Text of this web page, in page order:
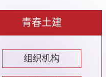
青春土建
组织机构